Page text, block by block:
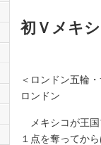
初Ｖメキ
＜ロンドン五輪
ロンドン
メキシコが王国
１点を奪ってか